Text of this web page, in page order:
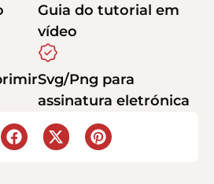
Guia do tutorial em
vídeo
Svg/Png para
assinatura eletrónica